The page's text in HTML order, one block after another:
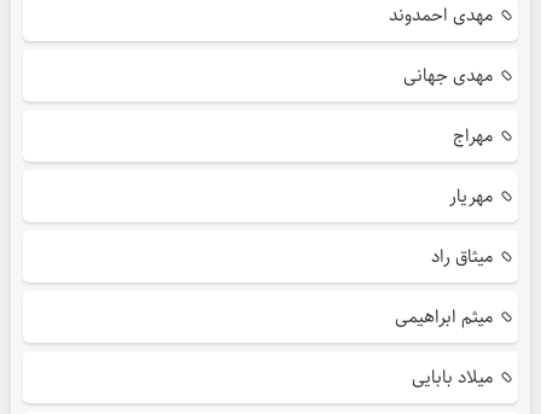
مهدی احمدوند
مهدی جهانی
مهراج
مهریار
میثاق راد
میثم ابراهیمی
میلاد بابایی